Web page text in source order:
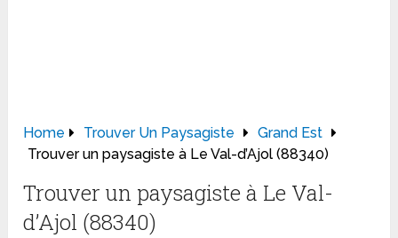
Home Trouver Un Paysagiste
Grand Est
Trouver un paysagiste à Le Val-d’Ajol (88340)
Trouver un paysagiste à Le Val-
d’Ajol (88340)